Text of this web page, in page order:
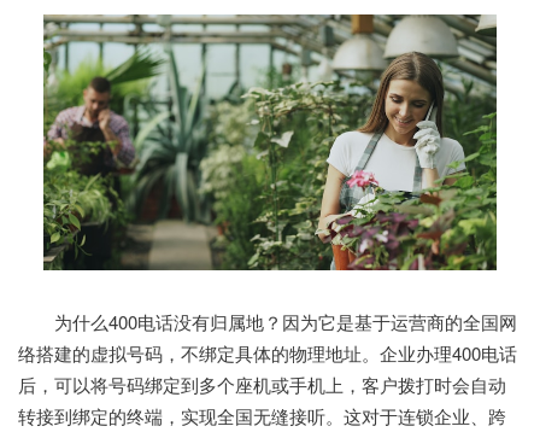
为什么400电话没有归属地？因为它是基于运营商的全国网
络搭建的虚拟号码，不绑定具体的物理地址。企业办理400电话
后，可以将号码绑定到多个座机或手机上，客户拨打时会自动
转接到绑定的终端，实现全国无缝接听。这对于连锁企业、跨